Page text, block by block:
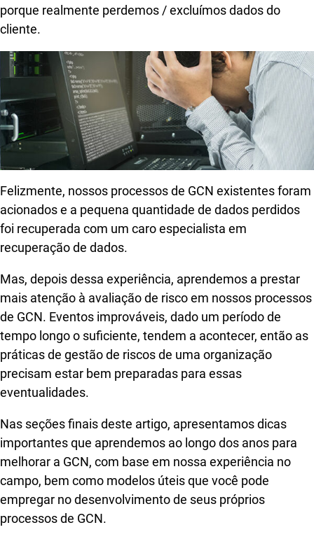
porque realmente perdemos / excluímos dados do
cliente.
Felizmente, nossos processos de GCN existentes foram
acionados e a pequena quantidade de dados perdidos
foi recuperada com um caro especialista em
recuperação de dados.
Mas, depois dessa experiência, aprendemos a prestar
mais atenção à avaliação de risco em nossos processos
de GCN. Eventos improváveis, dado um período de
tempo longo o suficiente, tendem a acontecer, então as
práticas de gestão de riscos de uma organização
precisam estar bem preparadas para essas
eventualidades.
Nas seções finais deste artigo, apresentamos dicas
importantes que aprendemos ao longo dos anos para
melhorar a GCN, com base em nossa experiência no
campo, bem como modelos úteis que você pode
empregar no desenvolvimento de seus próprios
processos de GCN.